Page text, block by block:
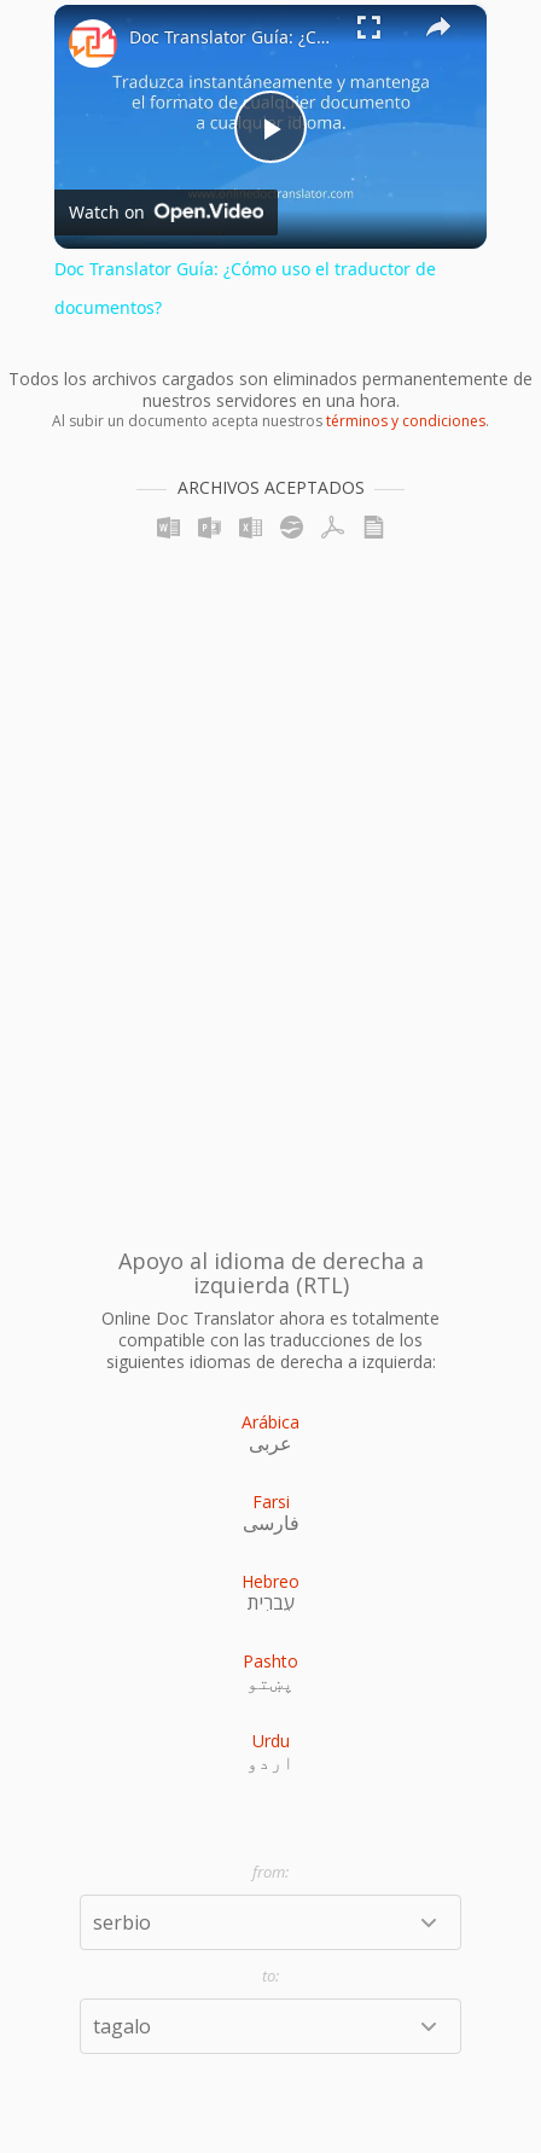
Play Unmute Fullscreen ×
Play
Video
Doc Translator Guía: ¿Cómo uso el traductor de documentos?
Watch on
Doc Translator Guía: ¿Cómo uso el traductor de
documentos?
Todos los archivos cargados son eliminados permanentemente de
nuestros servidores en una hora.
Al subir un documento acepta nuestrostérminos y condiciones.
ARCHIVOS ACEPTADOS
Apoyo al idioma de derecha a
izquierda (RTL)
Online Doc Translator ahora es totalmente
compatible con las traducciones de los
siguientes idiomas de derecha a izquierda:
Arábica
عربى
Farsi
فارسی
Hebreo
עִברִית
Pashto
پښتو
Urdu
اردو